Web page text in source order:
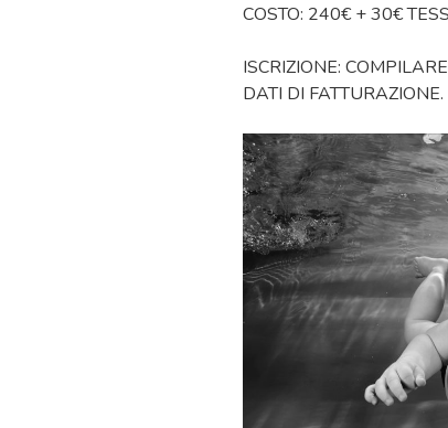
COSTO: 240€ + 30€
ISCRIZIONE:
DATI DI FATTURAZIONE.